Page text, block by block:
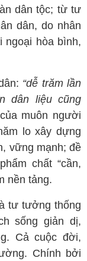
dân tộc; từ tư
dân, do nhân
ngoại hòa bình,
“dễ trăm lần
dân liệu cũng
muôn người
lo xây dựng
vững mạnh; đề
chất “cần,
nền tảng.
tư tưởng thống
sống giản dị,
Cả cuộc đời,
Chính bởi